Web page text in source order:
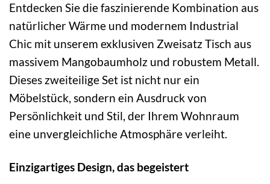
Entdecken Sie die faszinierende Kombination aus
natürlicher Wärme und modernem Industrial
Chic mit unserem exklusiven Zweisatz Tisch aus
massivem Mangobaumholz und robustem Metall.
Dieses zweiteilige Set ist nicht nur ein
Möbelstück, sondern ein Ausdruck von
Persönlichkeit und Stil, der Ihrem Wohnraum
eine unvergleichliche Atmosphäre verleiht.
Einzigartiges Design, das begeistert